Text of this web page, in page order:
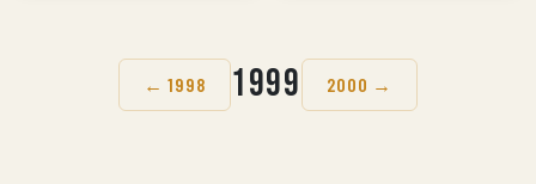
← 1998 1999 2000 →